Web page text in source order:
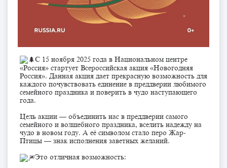
C 15 ноября 2025 года в Национальном центре
«Россия» стартует Всероссийская акция «Новогодняя
Россия». Данная акция дает прекрасную возможность для
каждого почувствовать единение в преддверии любимого
семейного праздника и поверить в чудо наступающего
года.
Цель акции — объединить нас в преддверии самого
семейного и волшебного праздника, вселить надежду на
чудо в новом году. А её символом стало перо Жар-
Птицы — знак исполнения заветных желаний.
Это отличная возможность: